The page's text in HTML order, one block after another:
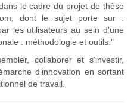
le cadre du projet de thèse
dont le sujet porte sur :
les utilisateurs au sein d'une
: méthodologie et outils."
collaborer et s’investir,
d’innovation en sortant
de travail.